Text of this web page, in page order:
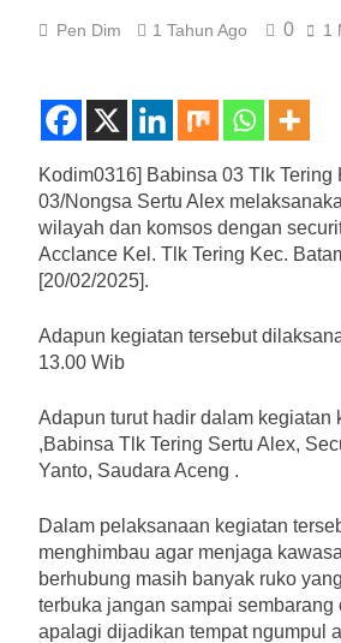
Pen Dim 1 Tahun Ago 0 1
Kodim0316] Babinsa 03 Tlk Tering
03/Nongsa Sertu Alex
wilayah dan komsos dengan
Acclance Kel. Tlk Tering Kec.
[20/02/2025].
Adapun kegiatan tersebut
13.00 Wib
Adapun turut hadir dalam kegiatan
,Babinsa Tlk Tering Sertu Alex,
Yanto, Saudara Aceng .
Dalam pelaksanaan kegiatan
menghimbau agar menjaga
berhubung masih banyak ruko
terbuka jangan sampai sembarang
apalagi dijadikan tempat ngumpul